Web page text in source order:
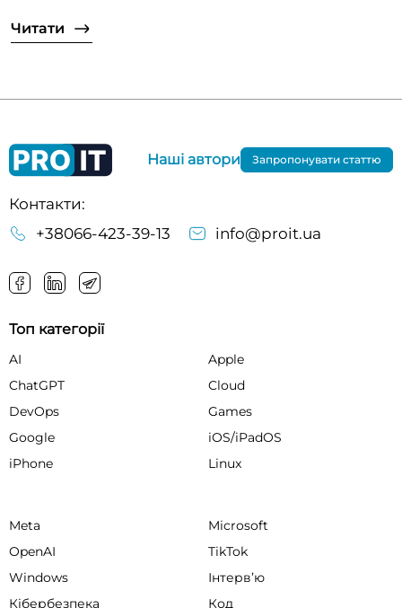
Читати
Контакти:
+38066-423-39-13
info@proit.ua
Наші автори Запропонувати статтю
Топ категорії
AI
Apple
ChatGPT
Cloud
DevOps
Games
Google
iOS/iPadOS
iPhone
Linux
Meta
Microsoft
OpenAI
TikTok
Windows
Інтервʼю
Кібербезпека
Код